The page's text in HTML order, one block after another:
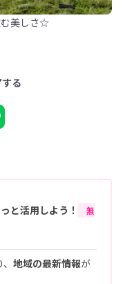
む美しさ☆
る
と活用しよう！
無
地域の最新情報が